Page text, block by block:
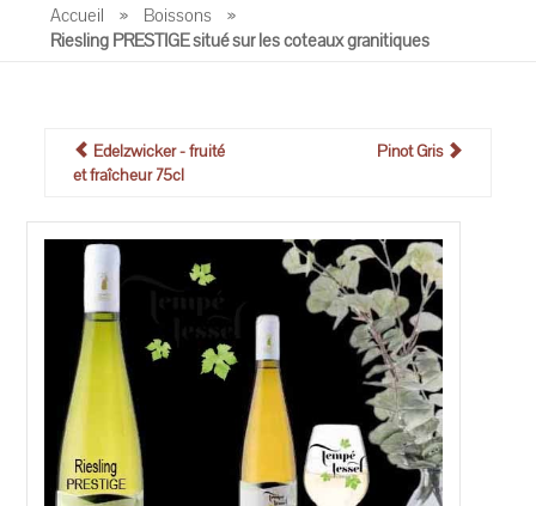
Accueil » Boissons
»
Riesling PRESTIGE situé sur les coteaux granitiques
Edelzwicker - fruité
et fraîcheur 75cl
Pinot Gris